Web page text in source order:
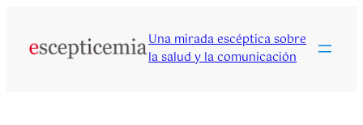
Una mirada escéptica sobre
la salud y la comunicación